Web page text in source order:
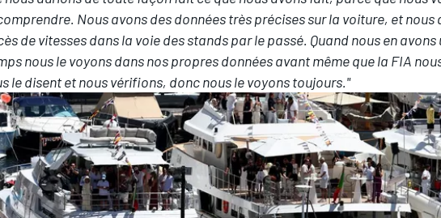
Nous avons des données très précises sur la voiture, et nous
de vitesses dans la voie des stands par le passé. Quand nous en avons
nous le voyons dans nos propres données avant même que la FIA
le disent et nous vérifions, donc nous le voyons toujours."